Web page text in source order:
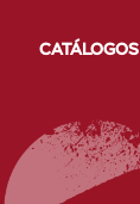
CATÁLOGOS